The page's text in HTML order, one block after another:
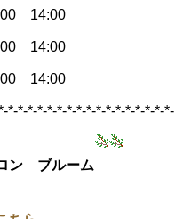
14:00
14:00
14:00
*-*-*-*-*-*-*-*-*-*-*-*-*-*-*-*-*-
ン ブルーム